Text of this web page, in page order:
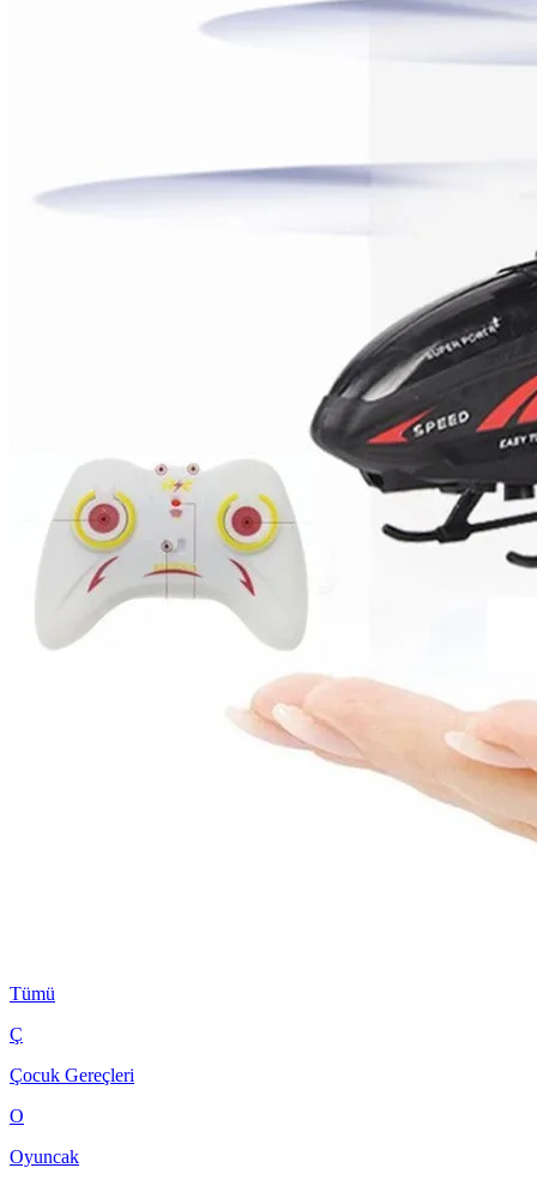
Tümü
Ç
Çocuk Gereçleri
O
Oyuncak